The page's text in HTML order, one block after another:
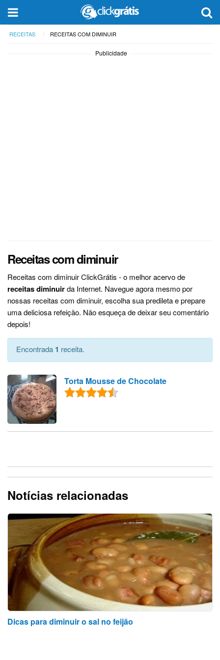
RECEITAS RECEITAS COM DIMINUIR
Publicidade
Receitas com diminuir
Receitas com diminuir ClickGrátis - o melhor acervo de
receitas diminuirda Internet. Navegue agora mesmo por
nossas receitas com diminuir, escolha sua predileta e prepare
uma deliciosa refeição. Não esqueça de deixar seu comentário
depois!
Encontrada 1 receita.
Torta Mousse de Chocolate
Notícias relacionadas
Dicas para diminuir o sal no feijão